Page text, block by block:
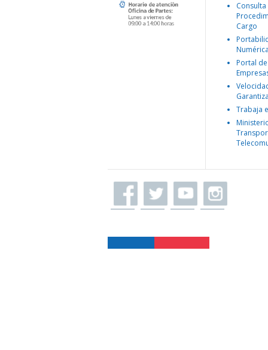
Consulta
Cargo
Portal
Trabaja